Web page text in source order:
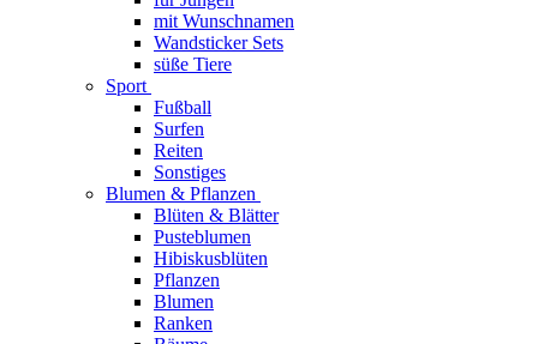
mit Wunschnamen
Wandsticker Sets
süße Tiere
Sport
Fußball
Surfen
Reiten
Sonstiges
Blumen & Pflanzen
Blüten & Blätter
Pusteblumen
Hibiskusblüten
Pflanzen
Blumen
Ranken